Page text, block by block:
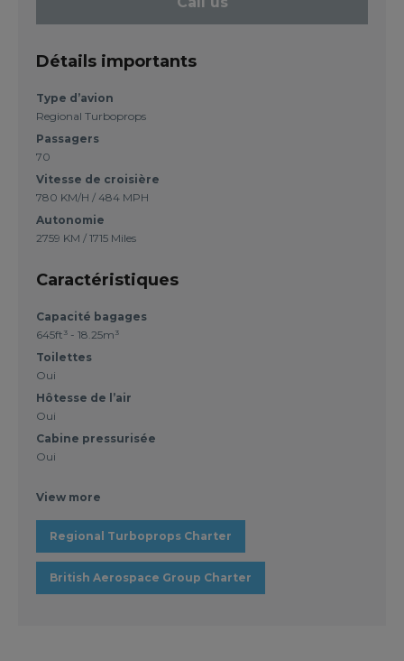
Détails importants
Type d’avion
Regional Turboprops
Passagers
70
Vitesse de croisière
780 KM/H / 484 MPH
Autonomie
2759 KM / 1715 Miles
Caractéristiques
Capacité bagages
645ft³ - 18.25m³
Toilettes
Oui
Hôtesse de l’air
Oui
Cabine pressurisée
Oui
View more
Regional Turboprops Charter
British Aerospace Group Charter